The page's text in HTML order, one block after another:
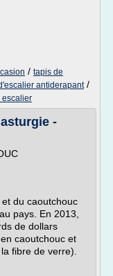
/ tapis de
antiderapant/
escalier
-
du caoutchouc
pays. En 2013,
de dollars
caoutchouc et
fibre de verre).